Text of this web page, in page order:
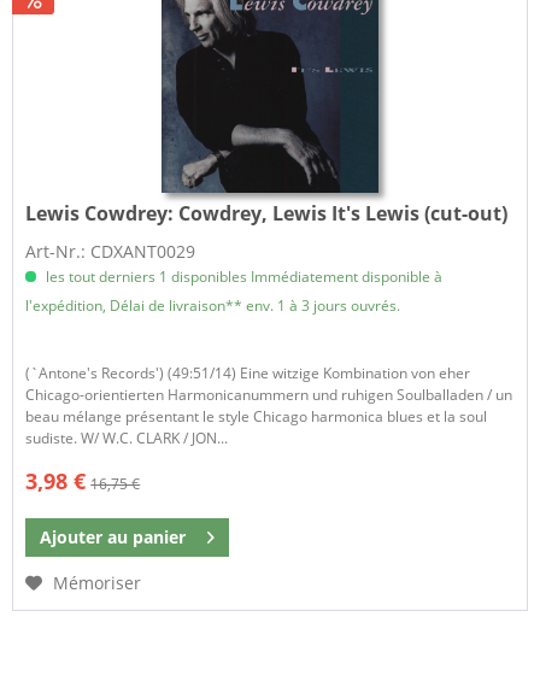
Lewis Cowdrey: Cowdrey, Lewis It's Lewis (cut-out)
Art-Nr.: CDXANT0029
les tout derniers 1 disponibles Immédiatement disponible à
l'expédition, Délai de livraison** env. 1 à 3 jours ouvrés.
(`Antone's Records') (49:51/14) Eine witzige Kombination von eher
Chicago-orientierten Harmonicanummern und ruhigen Soulballaden / un
beau mélange présentant le style Chicago harmonica blues et la soul
sudiste. W/ W.C. CLARK / JON...
3,98 € 16,75 €
Ajouter au panier
Mémoriser